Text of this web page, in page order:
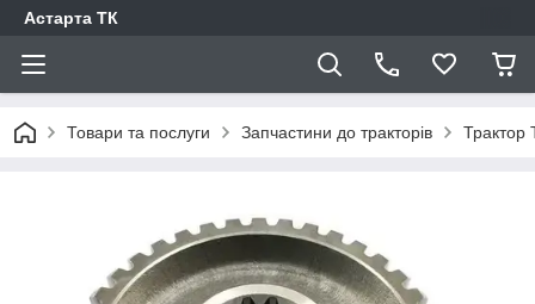
Астарта ТК
Товари та послуги Запчастини до тракторів Трактор